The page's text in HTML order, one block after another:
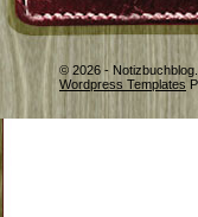
© 2026 -
Wordpress Templates